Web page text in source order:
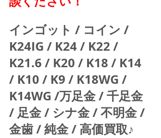
インゴット / コイン /
K24IG / K24 / K22 /
K21.6 / K20 / K18 / K14
/ K10 / K9 / K18WG /
K14WG /万足金 / 千足金
/ 足金 / シナ金 / 不明金 /
金歯 / 純金 / 高価買取♪